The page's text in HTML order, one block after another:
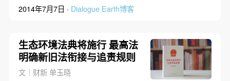
2014年7月7日 · Dialogue Earth博客
生态环境法典将施行 最高法
明确新旧法衔接与追责规则
文｜财新 单玉晓